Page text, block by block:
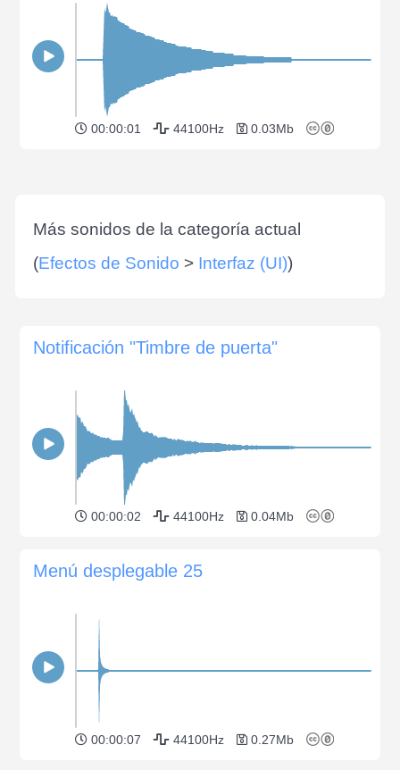
00:00:01 44100Hz 0.03Mb
Más sonidos de la categoría actual
(Efectos de Sonido > Interfaz (UI))
Notificación "Timbre de puerta"
00:00:02 44100Hz 0.04Mb
Menú desplegable 25
00:00:07 44100Hz 0.27Mb